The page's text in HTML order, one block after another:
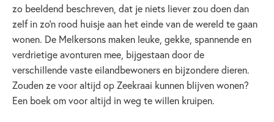
zo beeldend beschreven, dat je niets liever zou doen dan
zelf in zo'n rood huisje aan het einde van de wereld te gaan
wonen. De Melkersons maken leuke, gekke, spannende en
verdrietige avonturen mee, bijgestaan door de
verschillende vaste eilandbewoners en bijzondere dieren.
Zouden ze voor altijd op Zeekraai kunnen blijven wonen?
Een boek om voor altijd in weg te willen kruipen.